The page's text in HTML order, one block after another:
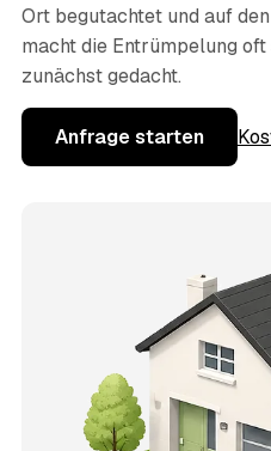
Ort begutachtet und auf
macht die Entrümpelung
zunächst gedacht.
Anfrage starten